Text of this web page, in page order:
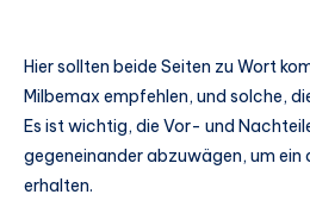
Hier sollten beide Seiten zu Wort
Milbemax empfehlen, und solche,
Es ist wichtig, die Vor- und
gegeneinander abzuwägen, um ein
erhalten.